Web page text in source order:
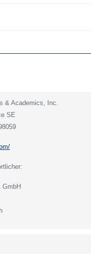
& Academics, Inc.
SE
GmbH